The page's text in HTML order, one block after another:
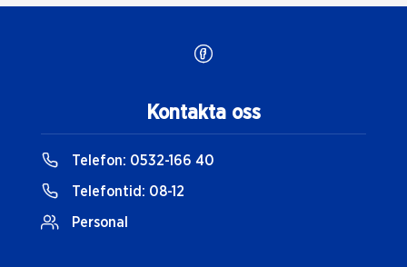
Kontakta oss
Telefon: 0532-166 40
Telefontid: 08-12
Personal